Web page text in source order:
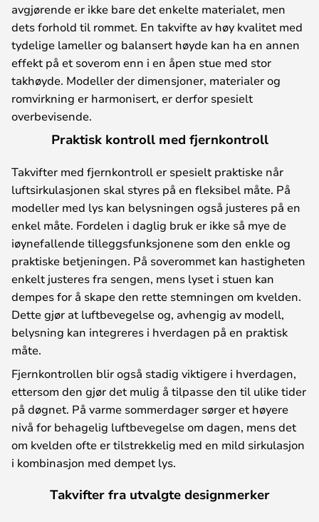
avgjørende er ikke bare det enkelte materialet, men
dets forhold til rommet. En takvifte av høy kvalitet med
tydelige lameller og balansert høyde kan ha en annen
effekt på et soverom enn i en åpen stue med stor
takhøyde. Modeller der dimensjoner, materialer og
romvirkning er harmonisert, er derfor spesielt
overbevisende.
Praktisk kontroll med fjernkontroll
Takvifter med fjernkontroll er spesielt praktiske når
luftsirkulasjonen skal styres på en fleksibel måte. På
modeller med lys kan belysningen også justeres på en
enkel måte. Fordelen i daglig bruk er ikke så mye de
iøynefallende tilleggsfunksjonene som den enkle og
praktiske betjeningen. På soverommet kan hastigheten
enkelt justeres fra sengen, mens lyset i stuen kan
dempes for å skape den rette stemningen om kvelden.
Dette gjør at luftbevegelse og, avhengig av modell,
belysning kan integreres i hverdagen på en praktisk
måte.
Fjernkontrollen blir også stadig viktigere i hverdagen,
ettersom den gjør det mulig å tilpasse den til ulike tider
på døgnet. På varme sommerdager sørger et høyere
nivå for behagelig luftbevegelse om dagen, mens det
om kvelden ofte er tilstrekkelig med en mild sirkulasjon
i kombinasjon med dempet lys.
Takvifter fra utvalgte designmerker